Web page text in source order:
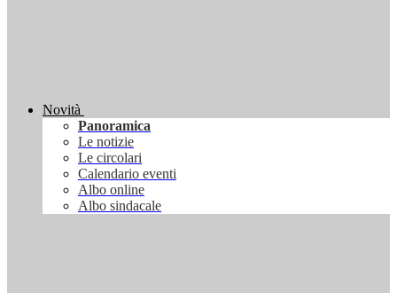
Novità
Panoramica
Le notizie
Le circolari
Calendario eventi
Albo online
Albo sindacale